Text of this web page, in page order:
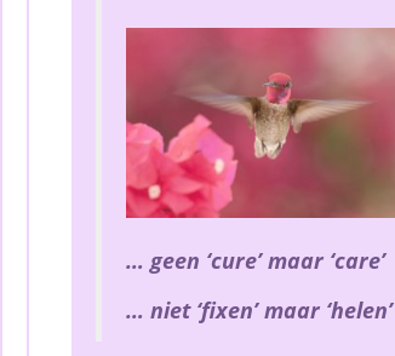
… geen ‘cure’ maar ‘care’
… niet ‘fixen’ maar ‘helen’